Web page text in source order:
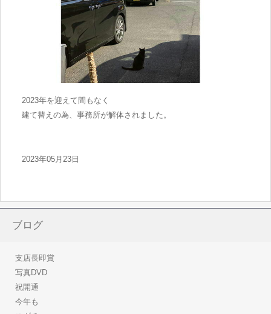
2023年を迎えて間もなく
建て替えの為、事務所が解体されました。
2023年05月23日
ブログ
支店長即賞
写真DVD
祝開通
今年も